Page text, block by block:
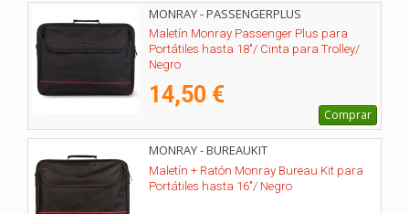
MONRAY - PASSENGERPLUS
Maletín Monray Passenger Plus para
Portátiles hasta 18"/ Cinta para Trolley/
Negro
14,50 €
Comprar
MONRAY - BUREAUKIT
Maletín + Ratón Monray Bureau Kit para
Portátiles hasta 16"/ Negro